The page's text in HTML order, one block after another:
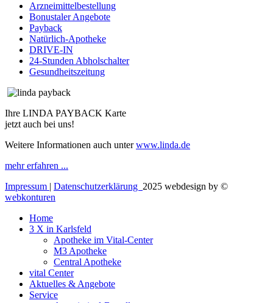
Arzneimittelbestellung
Bonustaler Angebote
Payback
Natürlich-Apotheke
DRIVE-IN
24-Stunden Abholschalter
Gesundheitszeitung
Ihre LINDA PAYBACK Karte
jetzt auch bei uns!
Weitere Informationen auch unterwww.linda.de
mehr erfahren ...
Impressum | Datenschutzerklärung 2025 webdesign by ©
webkonturen
Home
3 X in Karlsfeld
Apotheke im Vital-Center
M3 Apotheke
Central Apotheke
vital Center
Aktuelles & Angebote
Service